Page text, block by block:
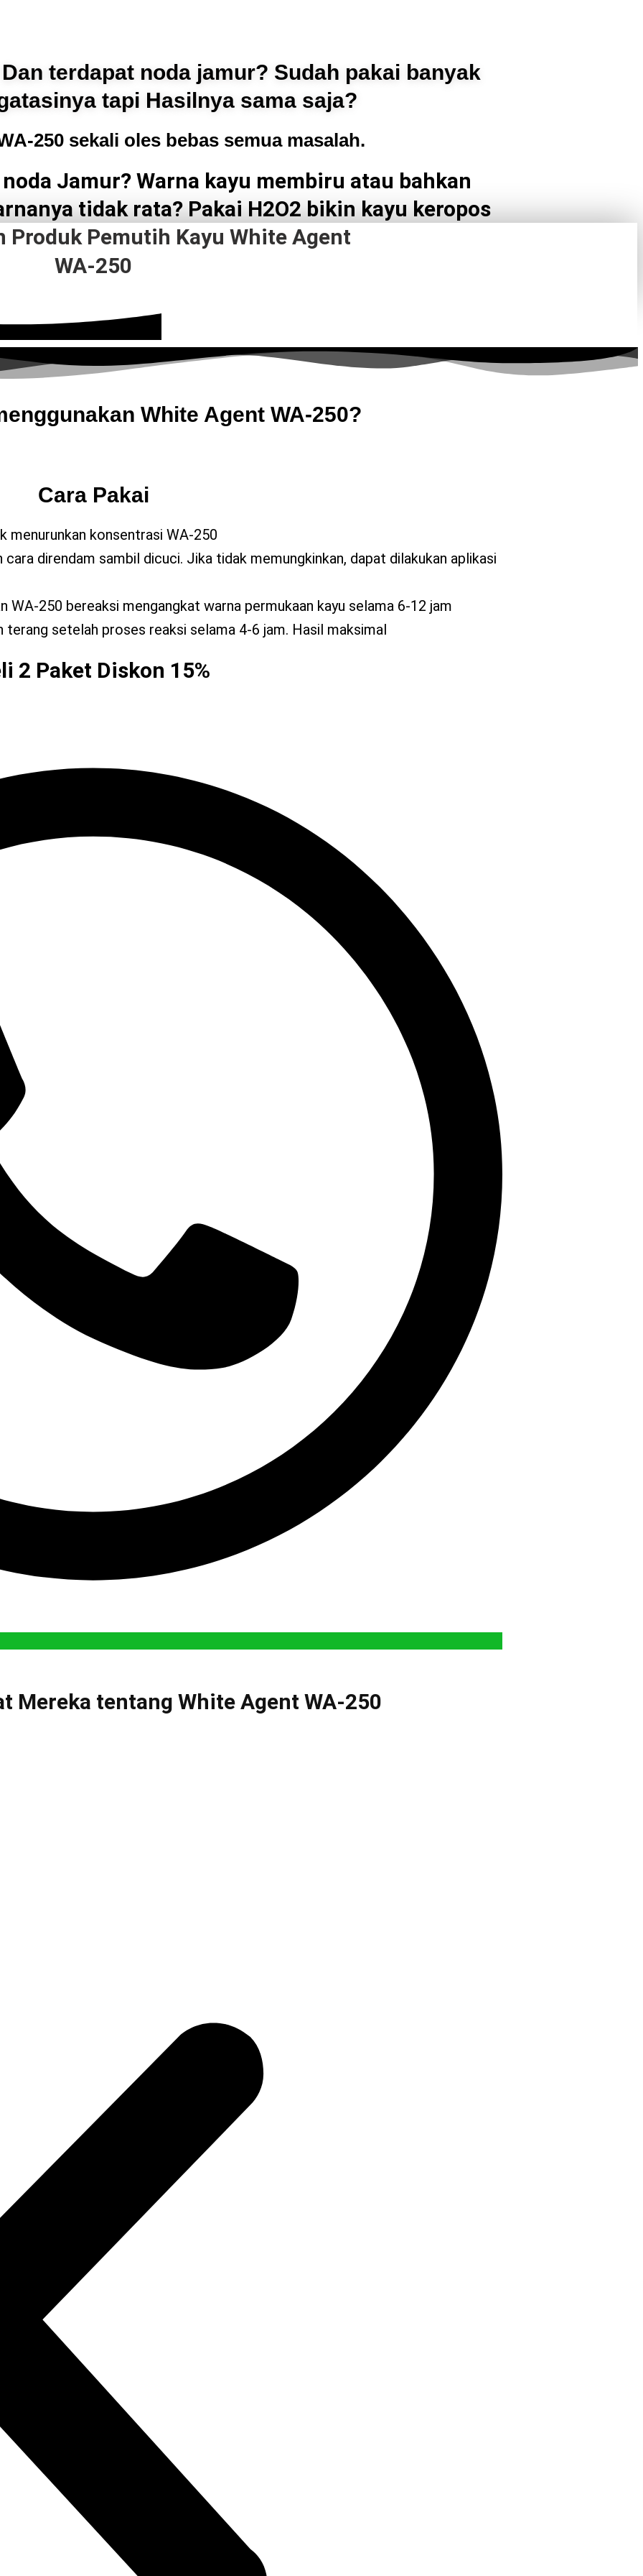
terdapat noda jamur? Sudah pakai banyak
tapi Hasilnya sama saja?
250 sekali oles bebas semua masalah.
Jamur? Warna kayu membiru atau bahkan
tidak rata? Pakai H2O2 bikin kayu keropos
Produk Pemutih Kayu White Agent
WA-250
White Agent WA-250?
Cara Pakai
menurunkan konsentrasi WA-250
direndam sambil dicuci. Jika tidak memungkinkan, dapat dilakukan aplikasi
WA-250 bereaksi mengangkat warna permukaan kayu selama 6-12 jam
terang setelah proses reaksi selama 4-6 jam. Hasil maksimal
2 Paket Diskon 15%
Mereka tentang White Agent WA-250